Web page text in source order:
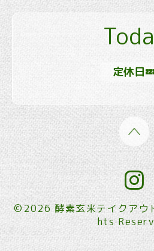
定休日
©2026酵素玄米テイクア
hts